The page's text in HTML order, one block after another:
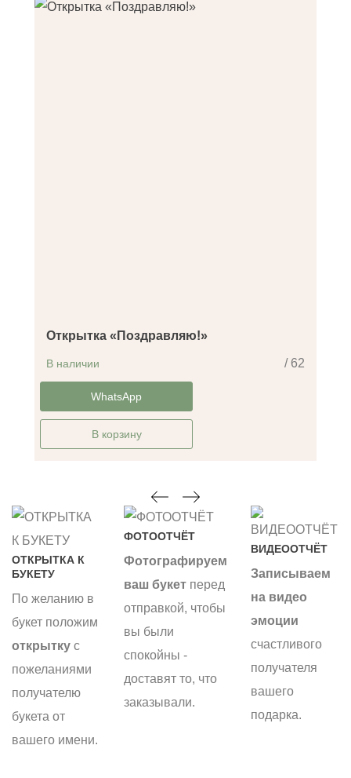
Открытка «Поздравляю!»
/ 62
В наличии
-14%WhatsApp
В корзину
ОТКРЫТКА К
БУКЕТУ
По желанию в
букет положим
открытку с
пожеланиями
получателю
букета от
вашего имени.
ФОТООТЧЁТ
Фотографируем
ваш букет перед
отправкой, чтобы
вы были
спокойны -
доставят то, что
заказывали.
ВИДЕООТЧЁТ
Записываем
на видео
эмоции
счастливого
получателя
вашего
подарка.